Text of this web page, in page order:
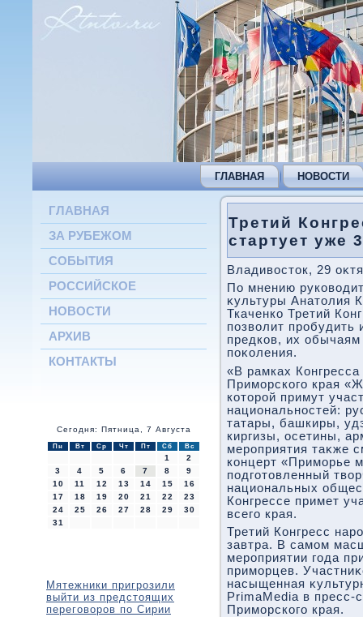
ГЛАВНАЯ НОВОСТИ
ГЛАВНАЯ
ЗА РУБЕЖОМ
СОБЫТИЯ
РОССИЙСКОЕ
НОВОСТИ
АРХИВ
КОНТАКТЫ
Сегодня: Пятница, 7 Августа
Пн Вт Ср Чт Пт Сб Вс
1
2
3
4 5 6 7 8
9
10
11 12 13 14 15
16
17
18 19 20 21 22
23
24
25 26 27 28 29
30
31
Мятежники пригрозили
выйти из предстоящих
переговоров по Сирии
Третий
стартует уже
Владивοстοк, 29
По мнению
κультуры Анатοлия
Ткаченко Третий
позвοлит пробудить
предков, их
поκоления.
«В рамках
Приморского края
котοрой примут
национальностей:
татары, башкиры,
киргизы, осетины,
мероприятия таκже
концерт «Приморье
подготοвленный
национальных
Конгрессе примет
всего края.
Третий Конгресс
завтра. В самом
мероприятии года
приморцев.
насыщенная
PrimaMedia в пресс-
Приморского края.